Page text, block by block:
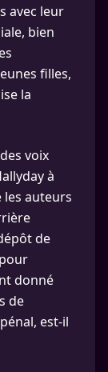
avec leur
bien
filles,
la
voix
à
les auteurs
de
donné
de
est-il